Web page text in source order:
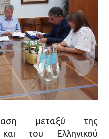
μεταξύ της
του Ελληνικού